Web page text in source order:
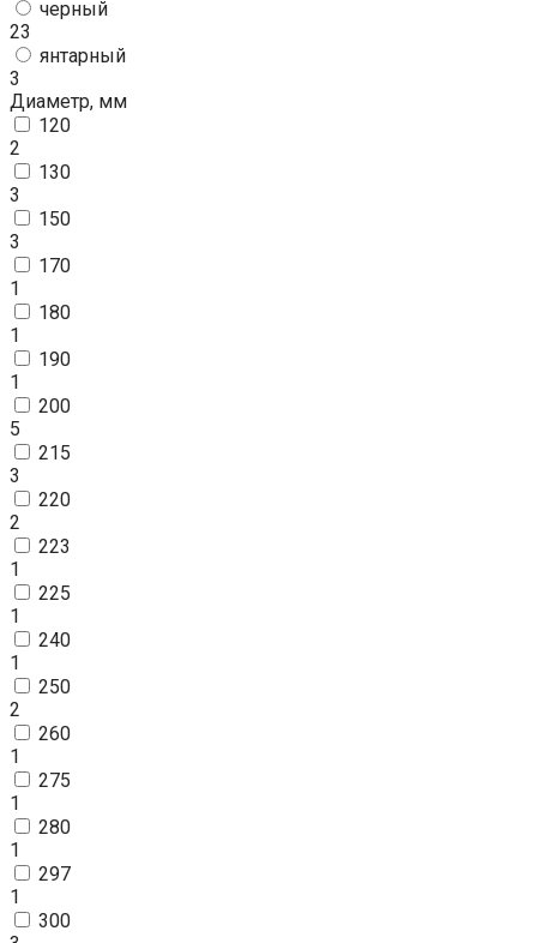
черный
23
янтарный
3
Диаметр, мм
120
2
130
3
150
3
170
1
180
1
190
1
200
5
215
3
220
2
223
1
225
1
240
1
250
2
260
1
275
1
280
1
297
1
300